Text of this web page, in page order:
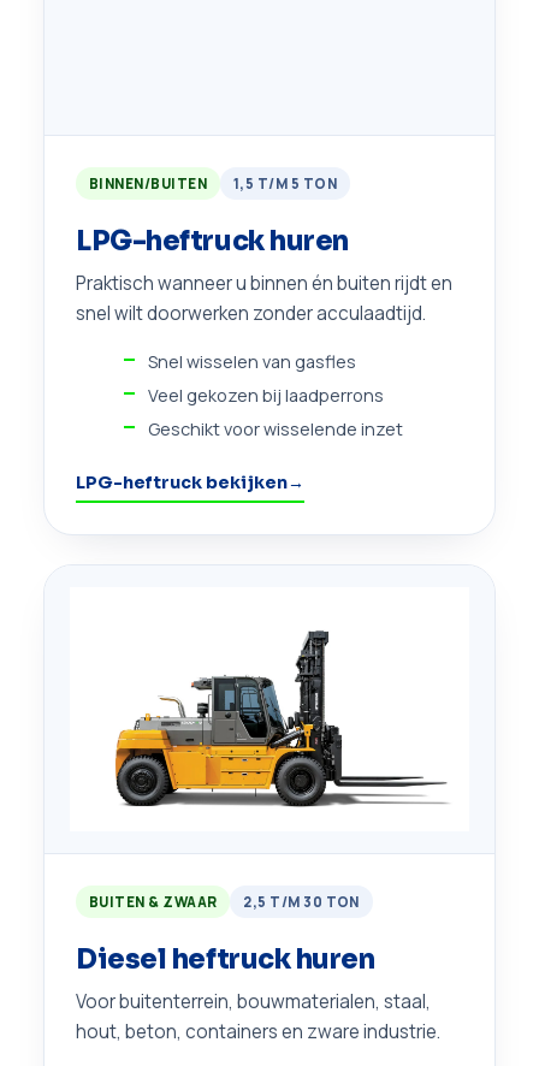
BINNEN/BUITEN 1,5 T/M 5 TON
LPG-heftruck huren
Praktisch wanneer u binnen én buiten rijdt en
snel wilt doorwerken zonder acculaadtijd.
Snel wisselen van gasfles
Veel gekozen bij laadperrons
Geschikt voor wisselende inzet
LPG-heftruck bekijken→
BUITEN & ZWAAR 2,5 T/M 30 TON
Diesel heftruck huren
Voor buitenterrein, bouwmaterialen, staal,
hout, beton, containers en zware industrie.